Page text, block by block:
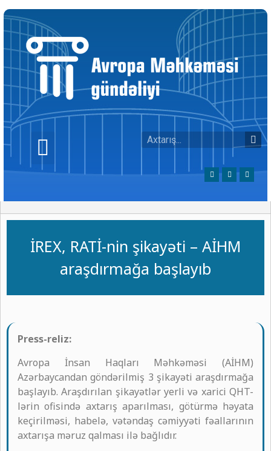
İREX, RATİ-nin şikayəti – AİHM
araşdırmağa başlayıb
Press-reliz:
Avropa İnsan Haqları Məhkəməsi (AİHM)
Azərbaycandan göndərilmiş 3 şikayəti araşdırmağa
başlayıb. Araşdırılan şikayətlər yerli və xarici QHT-
lərin ofisində axtarış aparılması, götürmə həyata
keçirilməsi, habelə, vətəndaş cəmiyyəti fəallarının
axtarışa məruz qalması ilə bağlıdır.